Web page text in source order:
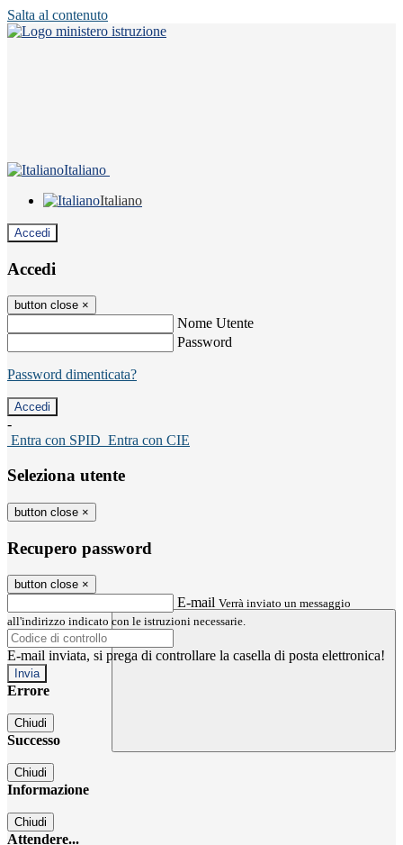
Salta al contenuto
Italiano
Italiano
Accedi
Accedi
button close ×
Nome Utente
Password
Password dimenticata?
-
Entra con SPID Entra con CIE
Seleziona utente
button close ×
Recupero password
button close ×
E-mail Verrà inviato un messaggio
all'indirizzo indicato con le istruzioni necessarie.
E-mail inviata, si prega di controllare la casella di posta elettronica!
Errore
Chiudi
Successo
Chiudi
Informazione
Chiudi
Attendere...